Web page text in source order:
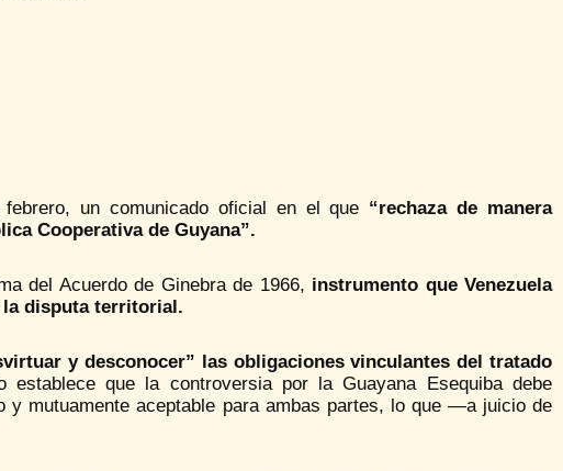
un comunicado oficial en el que “rechaza de manera
Cooperativa de Guyana”.
del Acuerdo de Ginebra de 1966, instrumento que Venezuela
disputa territorial.
y desconocer” las obligaciones vinculantes del tratado
establece que la controversia por la Guayana Esequiba debe
mutuamente aceptable para ambas partes, lo que —a juicio de